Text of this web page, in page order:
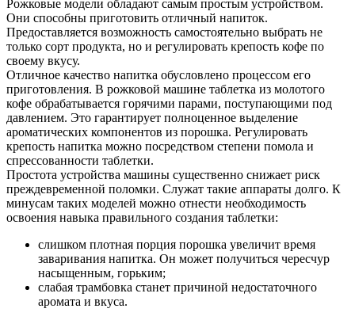
Рожковые модели обладают самым простым устройством.
Они способны приготовить отличный напиток.
Предоставляется возможность самостоятельно выбрать не
только сорт продукта, но и регулировать крепость кофе по
своему вкусу.
Отличное качество напитка обусловлено процессом его
приготовления. В рожковой машине таблетка из молотого
кофе обрабатывается горячими парами, поступающими под
давлением. Это гарантирует полноценное выделение
ароматических компонентов из порошка. Регулировать
крепость напитка можно посредством степени помола и
спрессованности таблетки.
Простота устройства машины существенно снижает риск
преждевременной поломки. Служат такие аппараты долго. К
минусам таких моделей можно отнести необходимость
освоения навыка правильного создания таблетки:
слишком плотная порция порошка увеличит время
заваривания напитка. Он может получиться чересчур
насыщенным, горьким;
слабая трамбовка станет причиной недостаточного
аромата и вкуса.